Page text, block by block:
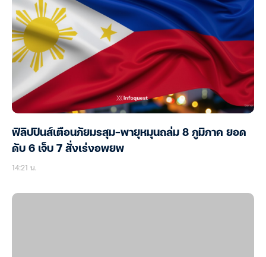
ฟิลิปปินส์เตือนภัยมรสุม-พายุหมุนถล่ม 8 ภูมิภาค ยอด
ดับ 6 เจ็บ 7 สั่งเร่งอพยพ
14:21 น.